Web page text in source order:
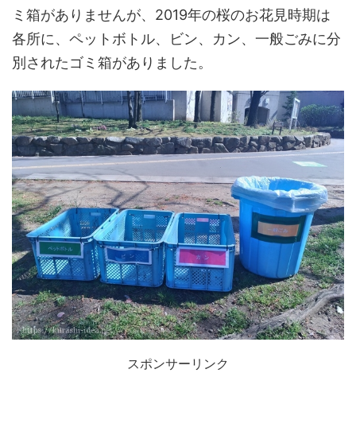
ミ箱がありませんが、2019年の桜のお花見時期は
各所に、ペットボトル、ビン、カン、一般ごみに分
別されたゴミ箱がありました。
スポンサーリンク